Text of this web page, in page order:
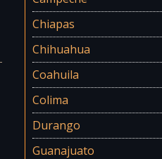
Chiapas
Chihuahua
Coahuila
Colima
Durango
Guanajuato